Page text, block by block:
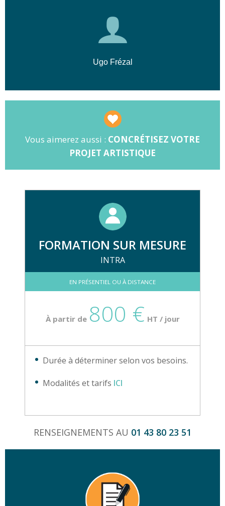
Ugo Frézal
Vous aimerez aussi : CONCRÉTISEZ VOTRE
PROJET ARTISTIQUE
FORMATION SUR MESURE
INTRA
EN PRÉSENTIEL OU À DISTANCE
À partir de 800 € HT / jour
Durée à déterminer selon vos besoins.
Modalités et tarifs ICI
RENSEIGNEMENTS AU 01 43 80 23 51